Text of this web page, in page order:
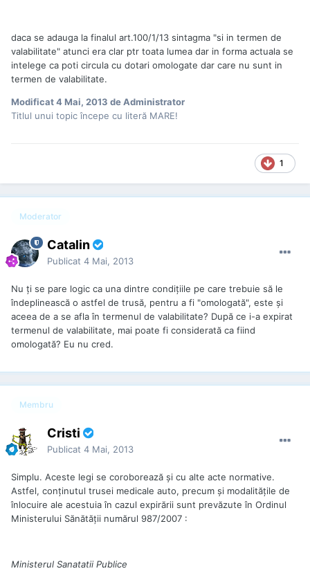
daca se adauga la finalul art.100/1/13 sintagma "si in termen de
valabilitate" atunci era clar ptr toata lumea dar in forma actuala se
intelege ca poti circula cu dotari omologate dar care nu sunt in
termen de valabilitate.
Modificat4 Mai, 2013 de Administrator
Titlul unui topic începe cu literă MARE!
1
Moderator
Catalin
Publicat 4 Mai, 2013
Nu ţi se pare logic ca una dintre condiţiile pe care trebuie să le
îndeplinească o astfel de trusă, pentru a fi "omologată", este şi
aceea de a se afla în termenul de valabilitate? După ce i-a expirat
termenul de valabilitate, mai poate fi considerată ca fiind
omologată? Eu nu cred.
Membru
Cristi
Publicat 4 Mai, 2013
Simplu. Aceste legi se coroborează şi cu alte acte normative.
Astfel, conţinutul trusei medicale auto, precum şi modalităţile de
înlocuire ale acestuia în cazul expirării sunt prevăzute în Ordinul
Ministerului Sănătăţii numărul 987/2007 :
Ministerul Sanatatii Publice